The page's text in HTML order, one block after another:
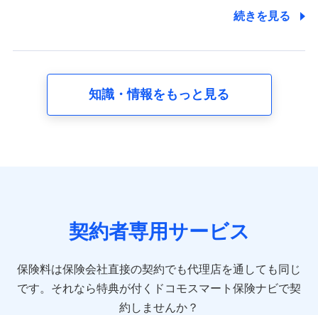
8.取引先個人情報
取引先としての選定業務、営業情報の提供業務、契約締結手
10.受託業務の 個人情報
11.マイカー通勤管理クラウド並びに法人向けASPサー
ビスに関してのお問い合わせ情報
続きを見る
知識・情報をもっと見る
契約者専用サービス
保険料は保険会社直接の契約でも代理店を通しても同じ
です。 それなら特典が付くドコモスマート保険ナビで契
約しませんか？